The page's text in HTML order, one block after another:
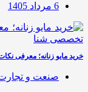
6 مرداد 1405
خرید مایو زنانه؛ معرفی
صنعت و